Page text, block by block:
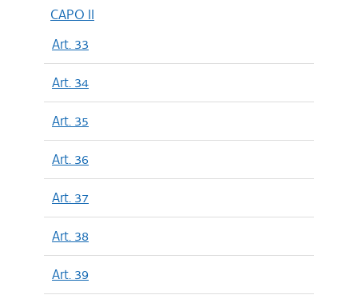
CAPO II
Art. 33
Art. 34
Art. 35
Art. 36
Art. 37
Art. 38
Art. 39